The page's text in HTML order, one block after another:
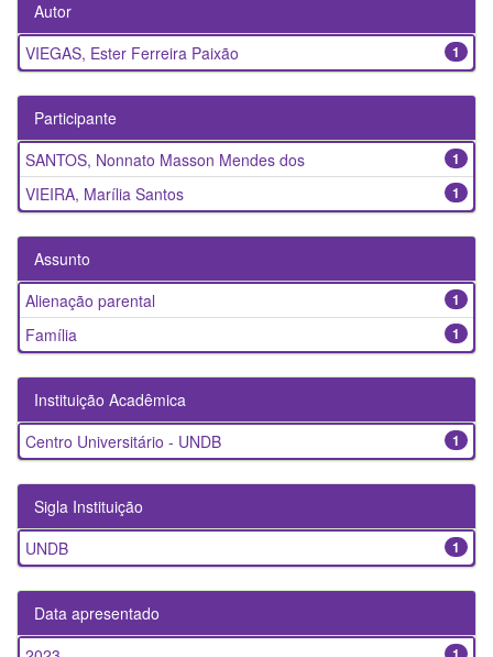
Autor
1
VIEGAS, Ester Ferreira Paixão
Participante
1
SANTOS, Nonnato Masson Mendes dos
1
VIEIRA, Marília Santos
Assunto
1
Alienação parental
1
Família
Instituição Acadêmica
1
Centro Universitário - UNDB
Sigla Instituição
1
UNDB
Data apresentado